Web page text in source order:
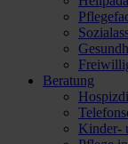
Beratung
Kinder-